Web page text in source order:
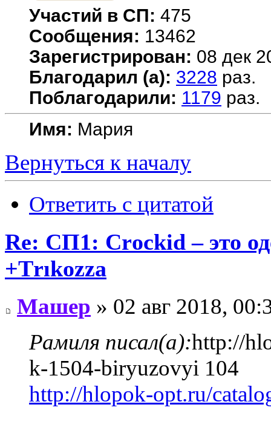
Участий в СП: 475
Сообщения: 13462
Зарегистрирован: 08 дек
Благодарил (а): 3228 раз.
Поблагодарили: 1179 раз.
Имя: Мария
Вернуться к началу
Ответить с цитатой
Re: СП1: Сrосkid – это
+Тrıkоzza
Машер » 02 авг 2018,
Рамиля писал(а):http://
k-1504-biryuzovyi 104
http://hlopok-opt.ru/